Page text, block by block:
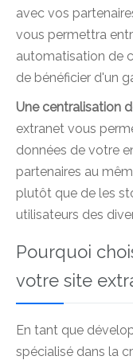
avec vos
vous permettra
automatisation de
de bénéficier d'un
Une centralisation
extranet vous
données de votre
partenaires au
plutôt que de les
utilisateurs des
Pourquoi
votre site
En tant que
spécialisé dans la